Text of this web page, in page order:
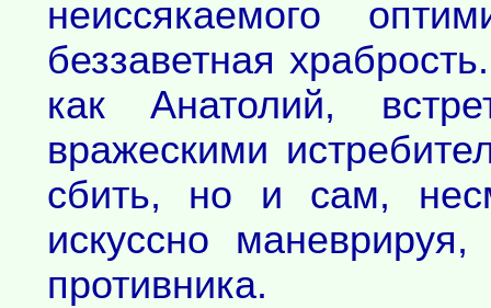
неиссякаемого
беззаветная
как Анатолий,
вражескими
сбить, но и сам,
искуссно
противника.